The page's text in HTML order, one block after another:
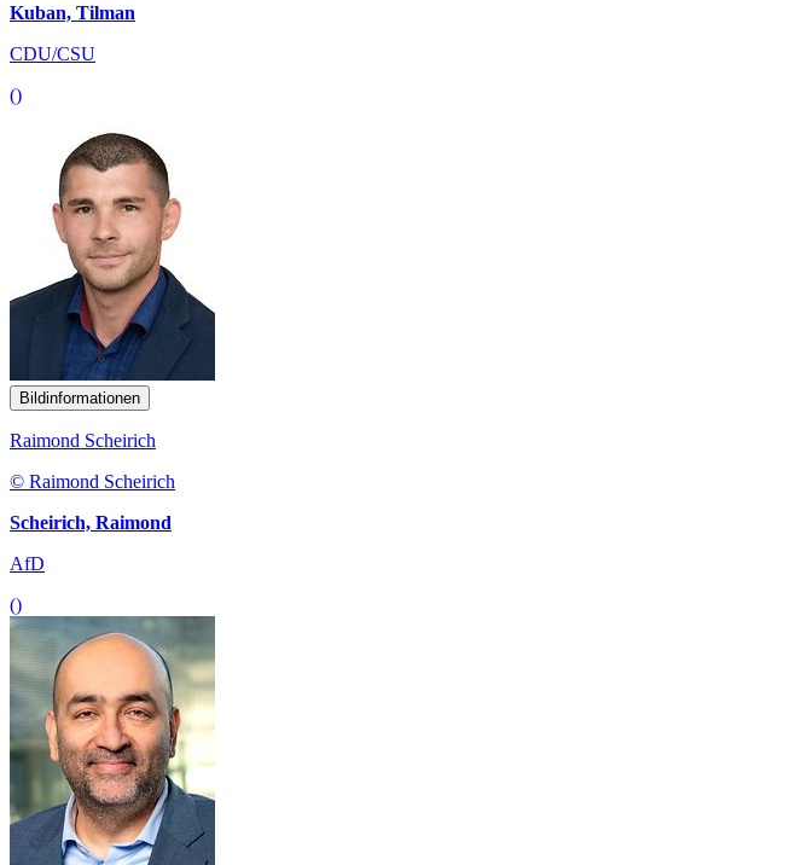
Kuban, Tilman
CDU/CSU
()
Bildinformationen
Raimond Scheirich
© Raimond Scheirich
Scheirich, Raimond
AfD
()